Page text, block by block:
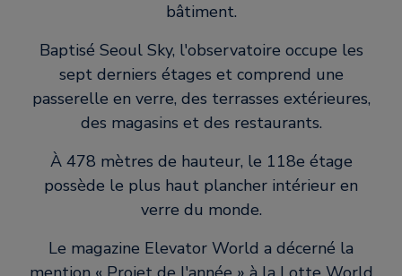
bâtiment.
Baptisé Seoul Sky, l'observatoire occupe les
sept derniers étages et comprend une
passerelle en verre, des terrasses extérieures,
des magasins et des restaurants.
À 478 mètres de hauteur, le 118e étage
possède le plus haut plancher intérieur en
verre du monde.
Le magazine Elevator World a décerné la